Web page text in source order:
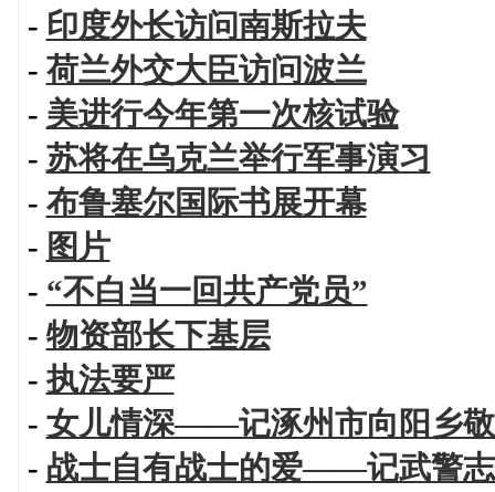
- 印度外长访问南斯拉夫
- 荷兰外交大臣访问波兰
- 美进行今年第一次核试验
- 苏将在乌克兰举行军事演习
- 布鲁塞尔国际书展开幕
- 图片
- “不白当一回共产党员”
- 物资部长下基层
-执法要严
- 女儿情深——记涿州市向阳乡
- 战士自有战士的爱——记武警